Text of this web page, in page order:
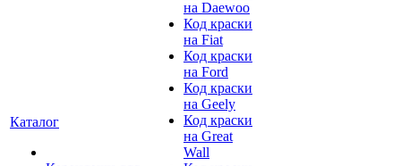
Каталог
на Daewoo
Код краски
на Fiat
Код краски
на Ford
Код краски
на Geely
Код краски
на Great
Wall